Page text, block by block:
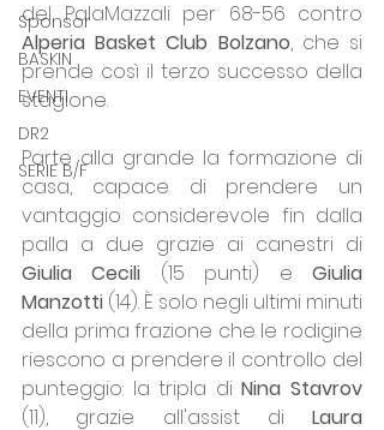
Sponsor
BASKIN
EVENTI
DR2
SERIE B/F
Alperia Basket Club Bolzano, che si
prende così il terzo successo della
stagione.
Parte alla grande la formazione di
casa, capace di prendere un
vantaggio considerevole fin dalla
Giulia Cecili (15 punti) e Giulia
Manzotti (14). È solo negli ultimi minuti
della prima frazione che le rodigine
riescono a prendere il controllo del
punteggio: la tripla di
(11), grazie all'assist di Laura